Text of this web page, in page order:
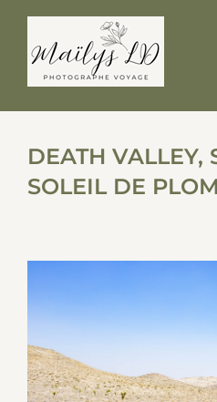
content
DEATH VALLEY,
SOLEIL DE